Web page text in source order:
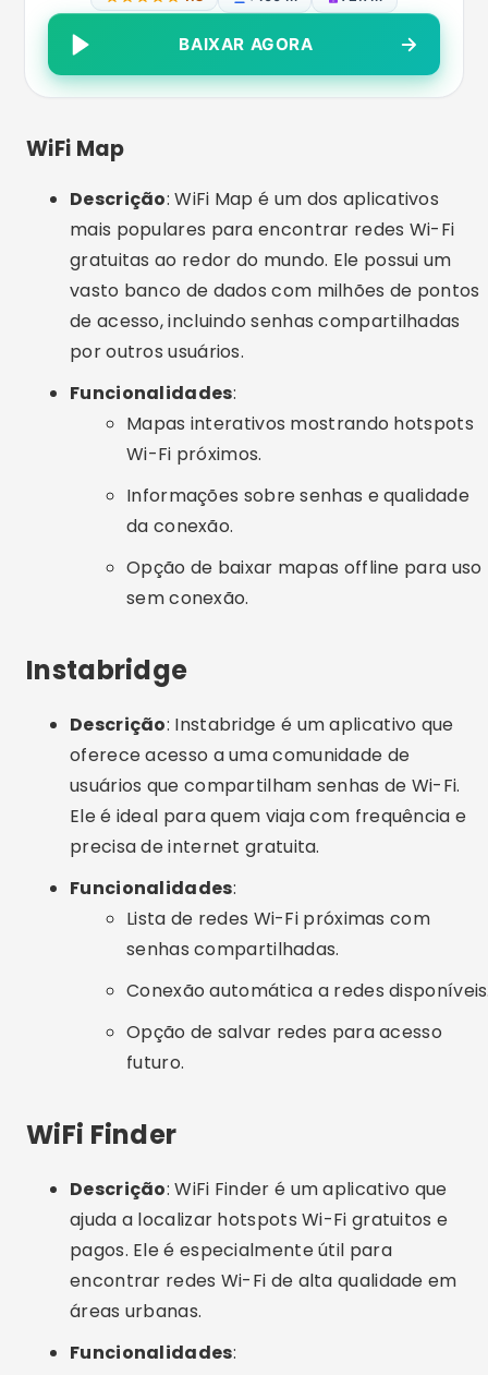
vasto banco de dados com milhões de pontos
de acesso, incluindo senhas compartilhadas
por outros usuários.
Informações sobre senhas e qualidade
da conexão.
Opção de baixar mapas offline para uso
sem conexão.
Instabridge
Descrição: Instabridge é um aplicativo que
oferece acesso a uma comunidade de
usuários que compartilham senhas de Wi-Fi.
precisa de internet gratuita.
senhas compartilhadas.
Conexão automática a redes
Opção de salvar redes para acesso
futuro.
WiFi Finder
Descrição : WiFi Finder é um aplicativo que
ajuda a localizar hotspots Wi-Fi gratuitos e
pagos. Ele é especialmente útil para
encontrar redes Wi-Fi de alta qualidade em
áreas urbanas.
Filtros para encontrar redes gratuitas
pagas.
Informações detalhadas sobre cada
ponto de acesso, incluindo avaliações de
outros usuários.